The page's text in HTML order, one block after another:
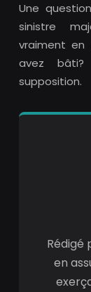
Une
sinistre
vraiment en
avez bâti?
supposition.
Rédigé
en